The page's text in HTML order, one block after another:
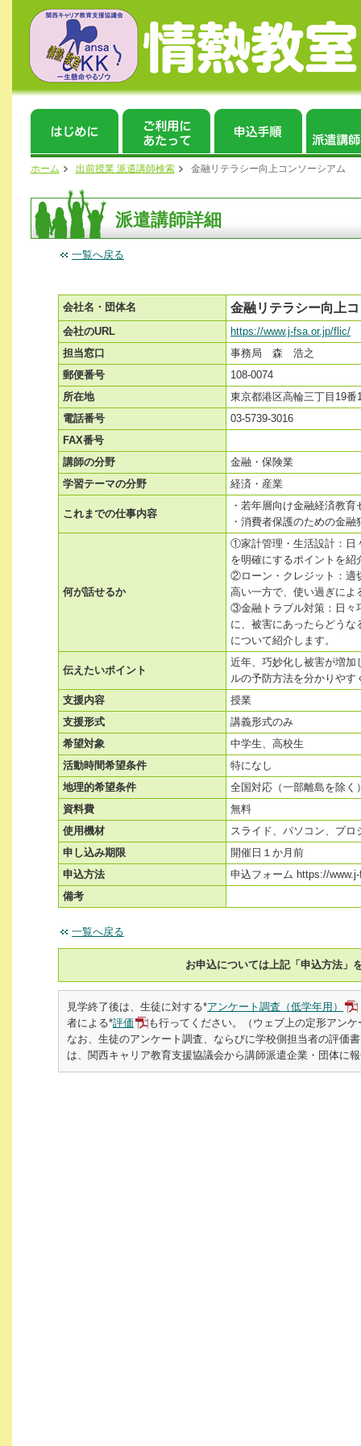
ホーム 出前授業 派遣講師検索 金融リテラシー向上コンソーシアム
派遣講師詳細
一覧へ戻る
会社名・団体名 金融リテラシー向上
会社のURL
https://www.j-fsa.or.jp/flic/
担当窓口
事務局 森 浩之
郵便番号
108-0074
所在地
東京都港区高輪三丁目19
電話番号
03-5739-3016
FAX番号
講師の分野
金融・保険業
学習テーマの分野
経済・産業
これまでの仕事内容
・若年層向け金融経済教
・消費者保護のための金
何が話せるか
①家計管理・生活設計：日
を明確にするポイントを紹
②ローン・クレジット：適
高い一方で、使い過ぎによ
③金融トラブル対策：日々
に、被害にあったらどう
について紹介します。
伝えたいポイント
近年、巧妙化し被害が増加
ルの予防方法を分かりやす
支援内容
授業
支援形式
講義形式のみ
希望対象
中学生、高校生
活動時間希望条件
特になし
地理的希望条件
全国対応（一部離島を除く
資料費
無料
使用機材
スライド、パソコン、プロ
申し込み期限
開催日１か月前
申込方法
申込フォーム https://
備考
一覧へ戻る
お申込については上記「申込方法」
見学終了後は、生徒に対する*アンケート調査（低学年用）
者による*評価
も行ってください。（ウェブ上の定形アン
なお、生徒のアンケート調査、ならびに学校側担当者の評価
は、関西キャリア教育支援協議会から講師派遣企業・団体に